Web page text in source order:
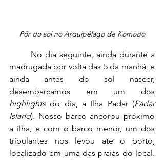
Pôr do sol no Arquipélago de Komodo
madrugada por volta das 5 da manhã, e
ainda antes do sol nascer,
highlights do dia, a Ilha Padar (Padar
Island). Nosso barco ancorou próximo
a ilha, e com o barco menor, um dos
tripulantes nos levou até o porto,
localizado em uma das praias do local.